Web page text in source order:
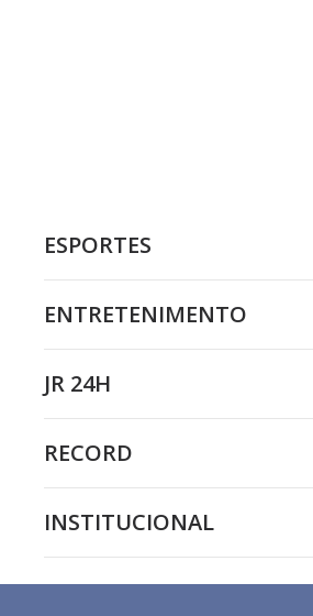
ESPORTES
ENTRETENIMENTO
JR 24H
RECORD
INSTITUCIONAL